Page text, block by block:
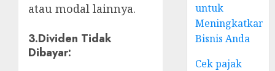
atau modal lainnya.
3.Dividen Tidak
Dibayar:
untuk
Meningkatkan
Bisnis Anda
Cek pajak